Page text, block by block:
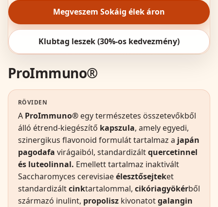
Megveszem Sokáig élek áron
Klubtag leszek (30%-os kedvezmény)
ProImmuno®
RÖVIDEN
A ProImmuno® egy természetes összetevőkből
álló étrend-kiegészítő kapszula, amely egyedi,
szinergikus flavonoid formulát tartalmaz a japán
pagodafa virágaiból, standardizáltquercetinnel
és luteolinnal. Emellett tartalmaz inaktivált
Saccharomyces cerevisiaeélesztősejteket
standardizáltcinktartalommal, cikóriagyökérből
származó inulint, propolisz kivonatotgalangin